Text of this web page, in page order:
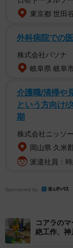
グリコの「ビスコ」
顔は「ビスコ坊や」＝
1997年12月生ま
アート・クラフ
ョコレート」の
年から始め、神
点以上を展示して
例えば、ポテト
東京都 世田
外科病院での
株式会社パソナ
岐阜県 岐阜
介護職/清掃や
という方向け/
期
株式会社ニッソ
岡山県 久米
派遣社員：
Sponsored by
コアラの
絶工作、神